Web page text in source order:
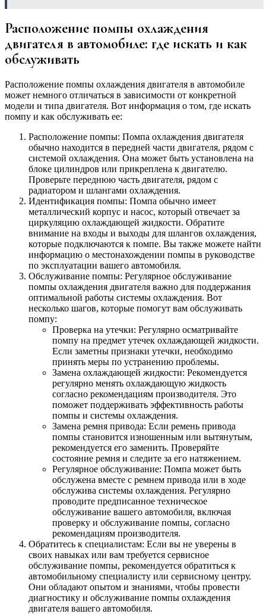
Расположение помпы охлаждения
двигателя в автомобиле: где искать и как
обслуживать
Расположение помпы охлаждения двигателя в автомобиле
может немного отличаться в зависимости от конкретной
модели и типа двигателя. Вот информация о том, где искать
помпу и как обслуживать ее:
Расположение помпы: Помпа охлаждения двигателя
обычно находится в передней части двигателя, рядом с
системой охлаждения. Она может быть установлена на
блоке цилиндров или прикреплена к двигателю.
Проверьте переднюю часть двигателя, рядом с
радиатором и шлангами охлаждения.
Идентификация помпы: Помпа обычно имеет
металлический корпус и насос, который отвечает за
циркуляцию охлаждающей жидкости. Обратите
внимание на входы и выходы для шлангов охлаждения,
которые подключаются к помпе. Вы также можете найти
информацию о местонахождении помпы в руководстве
по эксплуатации вашего автомобиля.
Обслуживание помпы: Регулярное обслуживание
помпы охлаждения двигателя важно для поддержания
оптимальной работы системы охлаждения. Вот
несколько шагов, которые помогут вам обслуживать
помпу:
Проверка на утечки: Регулярно осматривайте
помпу на предмет утечек охлаждающей жидкости.
Если заметны признаки утечки, необходимо
принять меры по устранению проблемы.
Замена охлаждающей жидкости: Рекомендуется
регулярно менять охлаждающую жидкость
согласно рекомендациям производителя. Это
поможет поддерживать эффективность работы
помпы и системы охлаждения.
Замена ремня привода: Если ремень привода
помпы становится изношенным или вытянутым,
рекомендуется его заменить. Проверяйте
состояние ремня и следите за его натяжением.
Регулярное обслуживание: Помпа может быть
обслужена вместе с ремнем привода или в ходе
обслужива системы охлаждения. Регулярно
проводите предписанное техническое
обслуживание вашего автомобиля, включая
проверку и обслуживание помпы, согласно
рекомендациям производителя.
Обратитесь к специалистам: Если вы не уверены в
своих навыках или вам требуется сервисное
обслуживание помпы, рекомендуется обратиться к
автомобильному специалисту или сервисному центру.
Они обладают опытом и знаниями, чтобы провести
диагностику и обслуживание помпы охлаждения
двигателя вашего автомобиля.